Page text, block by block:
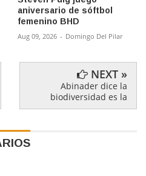
aniversario de sóftbol
femenino BHD
Aug 09, 2026 - Domingo Del Pilar
NEXT »
Abinader dice la
biodiversidad es la